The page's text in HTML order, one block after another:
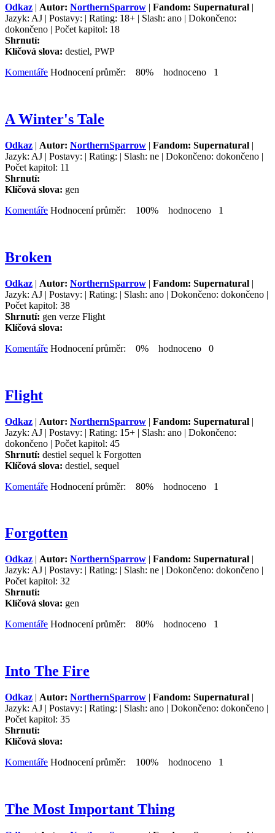
Odkaz | Autor: NorthernSparrow | Fandom: Supernatural |
Jazyk: AJ | Postavy: | Rating: 18+ | Slash: ano | Dokončeno:
dokončeno | Počet kapitol: 18
Shrnutí:
Klíčová slova: destiel, PWP
Komentáře Hodnocení průměr: 80% hodnoceno 1
A Winter's Tale
Odkaz | Autor: NorthernSparrow | Fandom: Supernatural |
Jazyk: AJ | Postavy: | Rating: | Slash: ne | Dokončeno: dokončeno |
Počet kapitol: 11
Shrnutí:
Klíčová slova: gen
Komentáře Hodnocení průměr: 100% hodnoceno 1
Broken
Odkaz | Autor: NorthernSparrow | Fandom: Supernatural |
Jazyk: AJ | Postavy: | Rating: | Slash: ano | Dokončeno: dokončeno |
Počet kapitol: 38
Shrnutí: gen verze Flight
Klíčová slova:
Komentáře Hodnocení průměr: 0% hodnoceno 0
Flight
Odkaz | Autor: NorthernSparrow | Fandom: Supernatural |
Jazyk: AJ | Postavy: | Rating: 15+ | Slash: ano | Dokončeno:
dokončeno | Počet kapitol: 45
Shrnutí: destiel sequel k Forgotten
Klíčová slova: destiel, sequel
Komentáře Hodnocení průměr: 80% hodnoceno 1
Forgotten
Odkaz | Autor: NorthernSparrow | Fandom: Supernatural |
Jazyk: AJ | Postavy: | Rating: | Slash: ne | Dokončeno: dokončeno |
Počet kapitol: 32
Shrnutí:
Klíčová slova: gen
Komentáře Hodnocení průměr: 80% hodnoceno 1
Into The Fire
Odkaz | Autor: NorthernSparrow | Fandom: Supernatural |
Jazyk: AJ | Postavy: | Rating: | Slash: ano | Dokončeno: dokončeno |
Počet kapitol: 35
Shrnutí:
Klíčová slova:
Komentáře Hodnocení průměr: 100% hodnoceno 1
The Most Important Thing